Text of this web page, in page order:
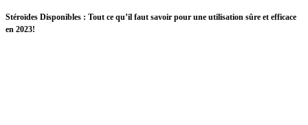
Stéroïdes Disponibles : Tout ce qu’il faut savoir pour une utilisation sûre et efficace
en 2023!